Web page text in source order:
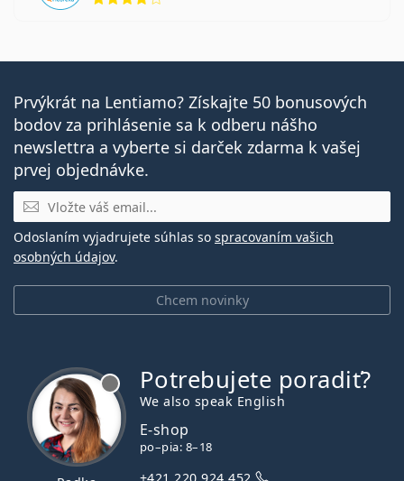
Prvýkrát na Lentiamo? Získajte 50 bonusových
bodov za prihlásenie sa k odberu nášho
newslettra a vyberte si darček zdarma k vašej
prvej objednávke.
E-mail
Chcem novinky
Odoslaním vyjadrujete súhlas so spracovaním vašich
osobných údajov.
Potrebujete poradiť?
We also speak English
E-shop
po–pia: 8–18
+421 220 924 452